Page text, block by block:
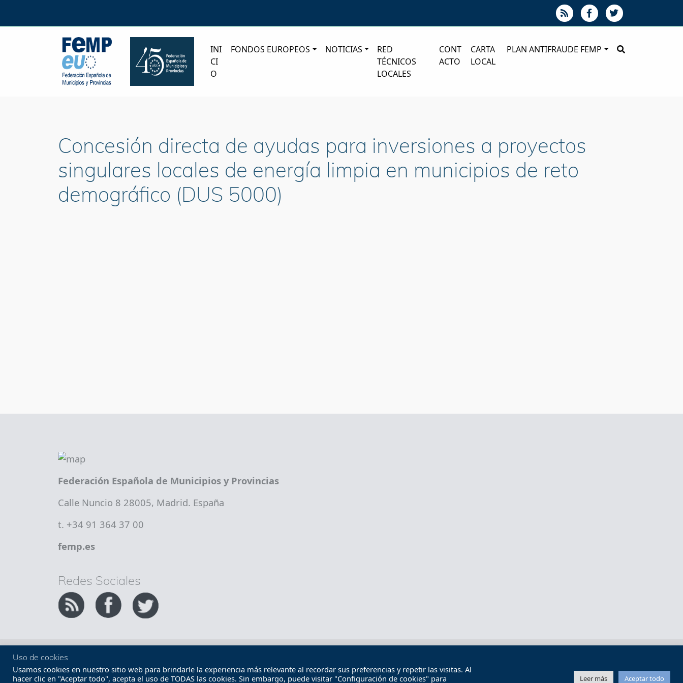
INI
CI
O
FONDOS EUROPEOS NOTICIAS
RED
TÉCNICOS
LOCALES
CONT
ACTO
CARTA
LOCAL
PLAN ANTIFRAUDE FEMP
Concesión directa de ayudas para inversiones a proyectos
singulares locales de energía limpia en municipios de reto
demográfico (DUS 5000)
Federación Española de Municipios y Provincias
Calle Nuncio 8 28005, Madrid. España
t. +34 91 364 37 00
femp.es
Redes Sociales
Contacto
Uso de cookies
Usamos cookies en nuestro sitio web para brindarle la experiencia más relevante al recordar sus preferencias y repetir las visitas. Al
hacer clic en "Aceptar todo", acepta el uso de TODAS las cookies. Sin embargo, puede visitar "Configuración de cookies" para
Leer más Aceptar todo